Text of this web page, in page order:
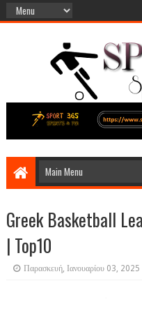
Greek Basketball
| Top10
Παρασκευή, Ιανουαρίου 03, 2025